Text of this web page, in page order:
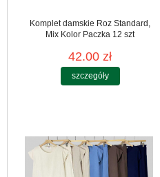
Komplet damskie Roz Standard,
Mix Kolor Paczka 12 szt
42.00 zł
szczegóły